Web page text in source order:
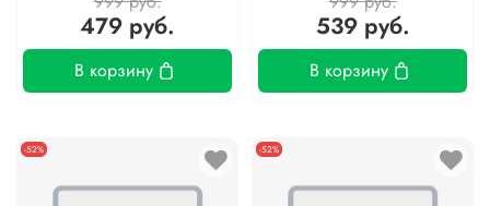
479 руб.
В корзину
539 руб.
В корзину
-52% -52%